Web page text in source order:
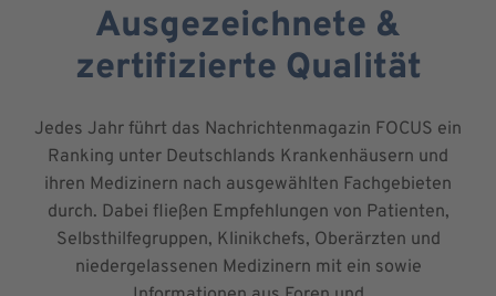
Ausgezeichnete &
zertifizierte Qualität
Jedes Jahr führt das Nachrichtenmagazin FOCUS ein
Ranking unter Deutschlands Krankenhäusern und
ihren Medizinern nach ausgewählten Fachgebieten
durch. Dabei fließen Empfehlungen von Patienten,
Selbsthilfegruppen, Klinikchefs, Oberärzten und
niedergelassenen Medizinern mit ein sowie